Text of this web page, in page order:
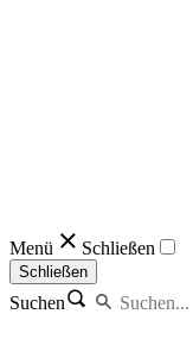
Menü Schließen
Schließen
Suchen